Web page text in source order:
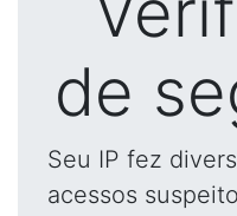
de
Seu IP fez
acessos